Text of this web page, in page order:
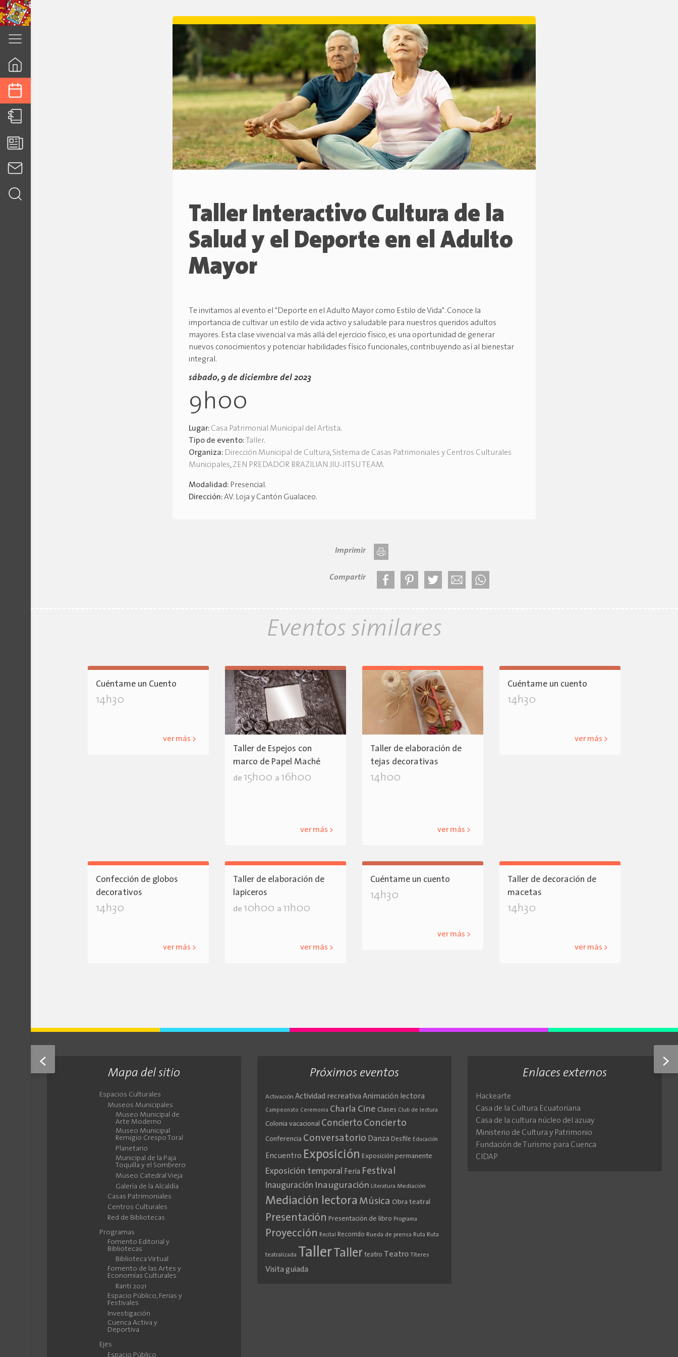
Taller Interactivo Cultura de la
Salud y el Deporte en el Adulto
Mayor
Te invitamos al evento el "Deporte en el Adulto Mayor como Estilo de Vida". Conoce la
importancia de cultivar un estilo de vida activo y saludable para nuestros queridos adultos
mayores. Esta clase vivencial va más allá del ejercicio físico, es una oportunidad de generar
nuevos conocimientos y potenciar habilidades físico funcionales, contribuyendo así al bienestar
integral.
sábado, 9 de diciembre del 2023
9h00
Lugar: Casa Patrimonial Municipal del Artista.
Tipo de evento: Taller.
Organiza: Dirección Municipal de Cultura, Sistema de Casas Patrimoniales y Centros Culturales
Municipales, ZEN PREDADOR BRAZILIAN JIU-JITSU TEAM.
Modalidad: Presencial.
Dirección:AV. Loja y Cantón Gualaceo.
Imprimir
Compartir
< >
Eventos similares
Cuéntame un Cuento
14h30
ver más >
Taller de Espejos con
marco de Papel Maché
de 15h00 a 16h00
ver más >
Taller de elaboración de
tejas decorativas
14h00
ver más >
Cuéntame un cuento
14h30
ver más >
Confección de globos
decorativos
14h30
ver más >
Taller de elaboración de
lapiceros
de 10h00 a 11h00
ver más >
Cuéntame un cuento
14h30
ver más >
Taller de decoración de
macetas
14h30
ver más >
Mapa del sitio
Espacios Culturales
Museos Municipales
Museo Municipal de
Arte Moderno
Museo Municipal
Remigio Crespo Toral
Planetario
Municipal de la Paja
Toquilla y el Sombrero
Museo Catedral Vieja
Galería de la Alcaldía
Casas Patrimoniales
Centros Culturales
Red de Bibliotecas
Programas
Fomento Editorial y
Bibliotecas
Biblioteca Virtual
Fomento de las Artes y
Economías Culturales
Ranti 2021
Espacio Público, Ferias y
Festivales
Investigación
Cuenca Activa y
Deportiva
Ejes
Espacio Público
Próximos eventos
Activación Actividad recreativa Animación lectora
Campeonato Ceremonia Charla Cine Clases Club de lectura
Colonia vacacional Concierto Concierto
Conferencia Conversatorio Danza Desfile Educación
Encuentro Exposición Exposición permanente
Exposición temporal Feria Festival
Inauguración Inauguración Literatura Mediación
Mediación lectora Música Obra teatral
Presentación Presentación de libro Programa
Proyección Recital Recorrido Rueda de prensa Ruta Ruta
teatralizada TallerTaller teatro Teatro Títeres
Visita guiada
Enlaces externos
Hackearte
Casa de la Cultura Ecuatoriana
Casa de la cultura núcleo del azuay
Ministerio de Cultura y Patrimonio
Fundación de Turismo para Cuenca
CIDAP